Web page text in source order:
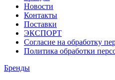
Новости
Контакты
Поставки
ЭКСПОРТ
Согласие на обработку
Политика обработки
Бренды